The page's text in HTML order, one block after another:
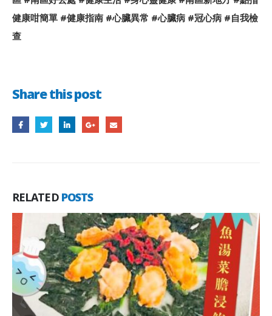
健康咁簡單 #健康指南 #心臟異常 #心臟病 #冠心病 #自我檢
查
Share this post
RELATED POSTS